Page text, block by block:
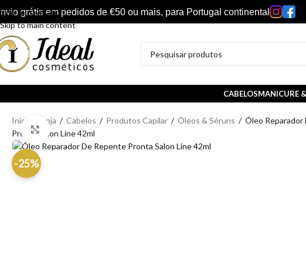
Skip to navigation
Skip to main content
grátis em pedidos de €50 ou mais, para Portugal continental
CABELOSMANICURE
Início Loja / Cabelos / Produtos Capilar / Óleos & Séruns / Óleo Reparador
Pronta Salon Line 42ml
-25%
Clique para ampliar